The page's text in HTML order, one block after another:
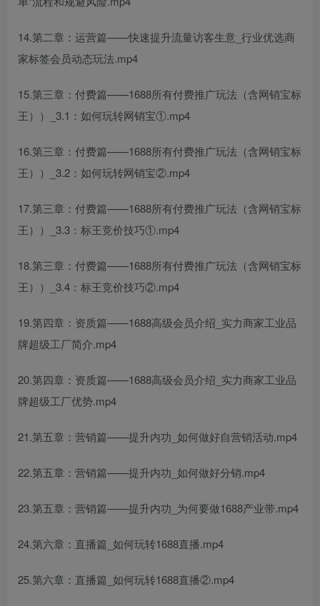
14.第二章：运营篇——快速提升流量访客生意_行业优选商
家标签会员动态玩法.mp4
15.第三章：付费篇——1688所有付费推广玩法（含网销宝标
王））_3.1：如何玩转网销宝①.mp4
16.第三章：付费篇——1688所有付费推广玩法（含网销宝标
王））_3.2：如何玩转网销宝②.mp4
17.第三章：付费篇——1688所有付费推广玩法（含网销宝标
王））_3.3：标王竞价技巧①.mp4
18.第三章：付费篇——1688所有付费推广玩法（含网销宝标
王））_3.4：标王竞价技巧②.mp4
19.第四章：资质篇——1688高级会员介绍_实力商家工业品
牌超级工厂简介.mp4
20.第四章：资质篇——1688高级会员介绍_实力商家工业品
牌超级工厂优势.mp4
21.第五章：营销篇——提升内功_如何做好自营销活动.mp4
22.第五章：营销篇——提升内功_如何做好分销.mp4
23.第五章：营销篇——提升内功_为何要做1688产业带.mp4
24.第六章：直播篇_如何玩转1688直播.mp4
25.第六章：直播篇_如何玩转1688直播②.mp4